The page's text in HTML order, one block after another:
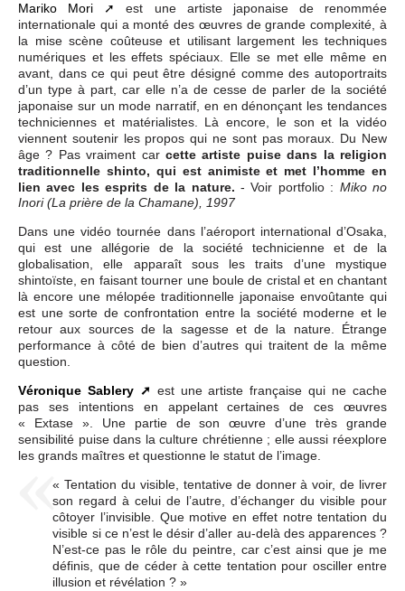
Mariko Mori
est une artiste japonaise de renommée
internationale qui a monté des œuvres de grande complexité, à
la mise scène coûteuse et utilisant largement les techniques
numériques et les effets spéciaux. Elle se met elle même en
avant, dans ce qui peut être désigné comme des autoportraits
d’un type à part, car elle n’a de cesse de parler de la société
japonaise sur un mode narratif, en en dénonçant les tendances
techniciennes et matérialistes. Là encore, le son et la vidéo
viennent soutenir les propos qui ne sont pas moraux. Du New
âge ? Pas vraiment car cette artiste puise dans la religion
traditionnelle shinto, qui est animiste et met l’homme en
lien avec les esprits de la nature. - Voir portfolio : Miko no
Inori (La prière de la Chamane), 1997
Dans une vidéo tournée dans l’aéroport international d’Osaka,
qui est une allégorie de la société technicienne et de la
globalisation, elle apparaît sous les traits d’une mystique
shintoïste, en faisant tourner une boule de cristal et en chantant
là encore une mélopée traditionnelle japonaise envoûtante qui
est une sorte de confrontation entre la société moderne et le
retour aux sources de la sagesse et de la nature. Étrange
performance à côté de bien d’autres qui traitent de la même
question.
Véronique Sablery
est une artiste française qui ne cache
pas ses intentions en appelant certaines de ces œuvres
« Extase ». Une partie de son œuvre d’une très grande
sensibilité puise dans la culture chrétienne ; elle aussi réexplore
les grands maîtres et questionne le statut de l’image.
« Tentation du visible, tentative de donner à voir, de livrer
son regard à celui de l’autre, d’échanger du visible pour
côtoyer l’invisible. Que motive en effet notre tentation du
visible si ce n’est le désir d’aller au-delà des apparences ?
N’est-ce pas le rôle du peintre, car c’est ainsi que je me
définis, que de céder à cette tentation pour osciller entre
illusion et révélation ? »